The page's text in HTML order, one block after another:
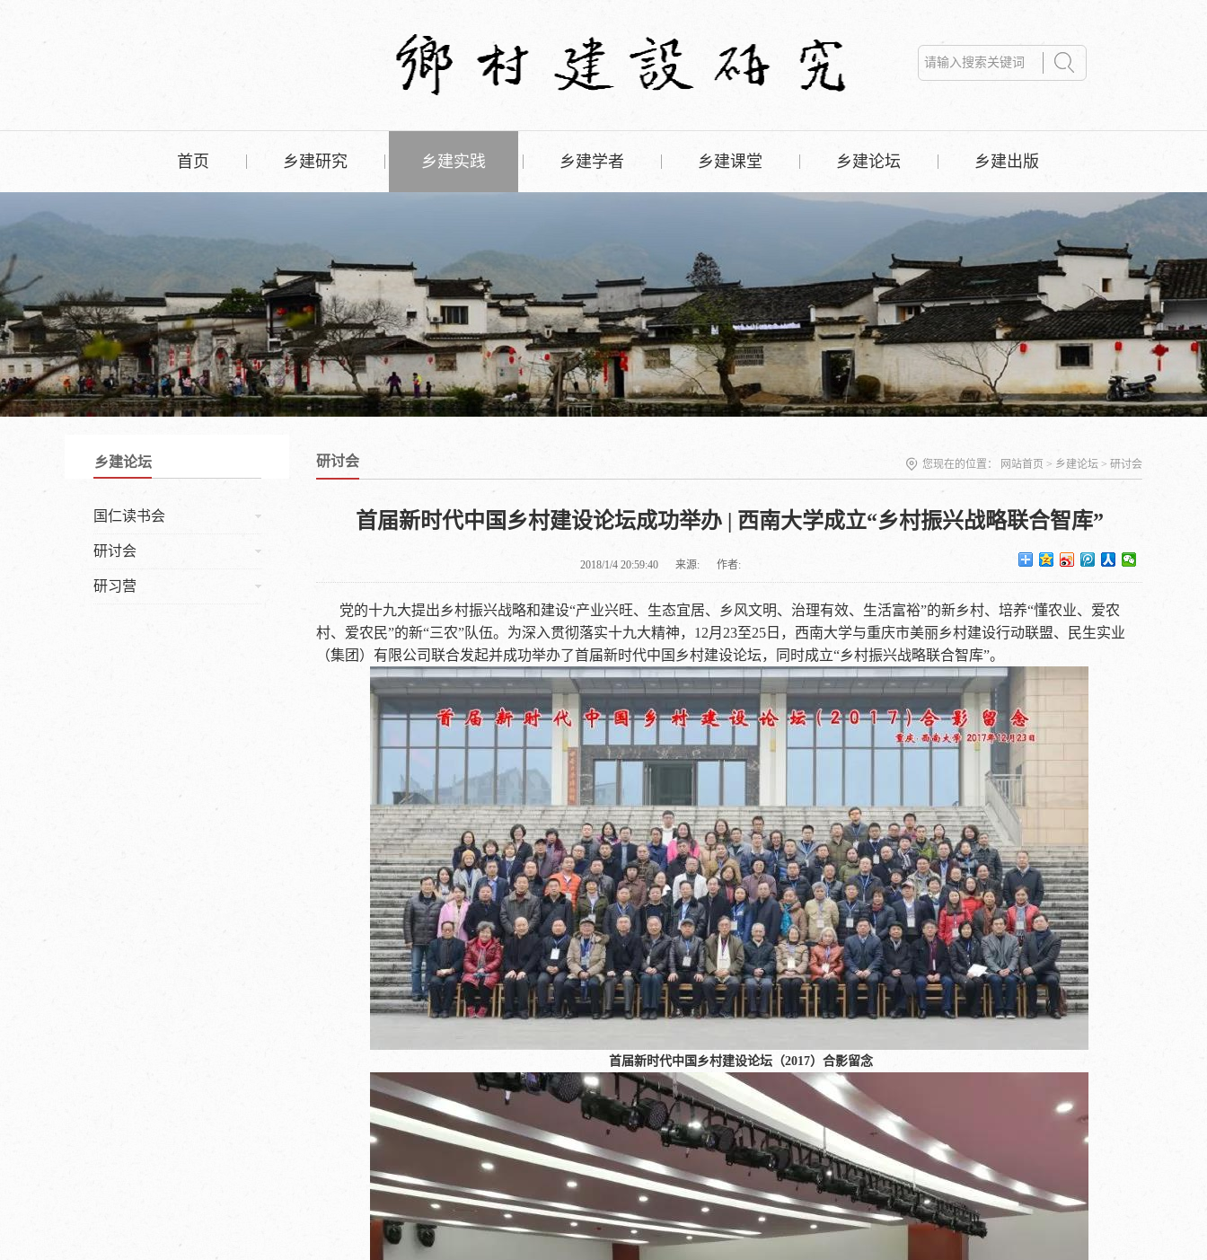
首页 乡建研究 乡建实践 乡建学者 乡建课堂 乡建论坛 乡建出版
乡建论坛
国仁读书会
研讨会
研习营
研讨会 您现在的位置： 网站首页 > 乡建论坛 > 研讨会
首届新时代中国乡村建设论坛成功举办 | 西南大学成立“乡村振兴战略联合智库”
2018/1/4 20:59:40 来源: 作者:
党的十九大提出乡村振兴战略和建设“产业兴旺、生态宜居、乡风文明、治理有效、生活富裕”的新乡村、培养“懂农业、爱农
村、爱农民”的新“三农”队伍。为深入贯彻落实十九大精神，12月23至25日，西南大学与重庆市美丽乡村建设行动联盟、民生实业
（集团）有限公司联合发起并成功举办了首届新时代中国乡村建设论坛，同时成立“乡村振兴战略联合智库”。
首届新时代中国乡村建设论坛（2017）合影留念